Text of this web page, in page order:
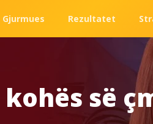
Gjurmues Rezultatet
së